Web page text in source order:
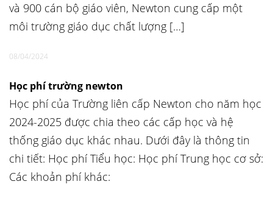
và 900 cán bộ giáo viên, Newton cung cấp một
môi trường giáo dục chất lượng […]
08/04/2024
Học phí trường newton
Học phí của Trường liên cấp Newton cho năm học
2024-2025 được chia theo các cấp học và hệ
thống giáo dục khác nhau. Dưới đây là thông tin
chi tiết: Học phí Tiểu học: Học phí Trung học cơ sở:
Các khoản phí khác: